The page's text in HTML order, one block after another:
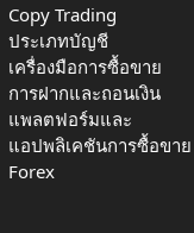
Copy Trading
ประเภทบัญชี
เครื่องมือการซื้อขาย
การฝากและถอนเงิน
แพลตฟอร์มและ
แอปพลิเคชันการซื้อขาย
Forex